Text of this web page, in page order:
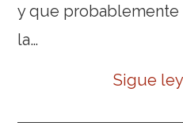
y que probablemente
la…
Sigue